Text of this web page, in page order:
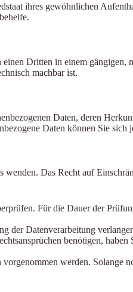
ihres gewöhnlichen
Dritten in einem gängigen,
machbar ist.
Daten, deren
Daten können Sie sich
Das Recht auf
Für die Dauer der
der Datenverarbeitung
benötigen, haben
werden. Solange